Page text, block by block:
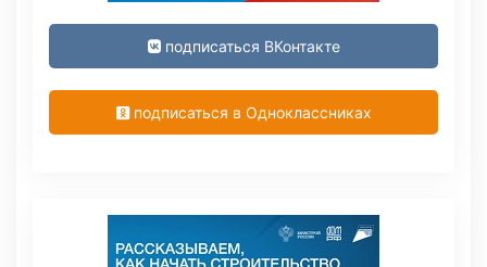
подписаться ВКонтакте
подписаться в Одноклассниках